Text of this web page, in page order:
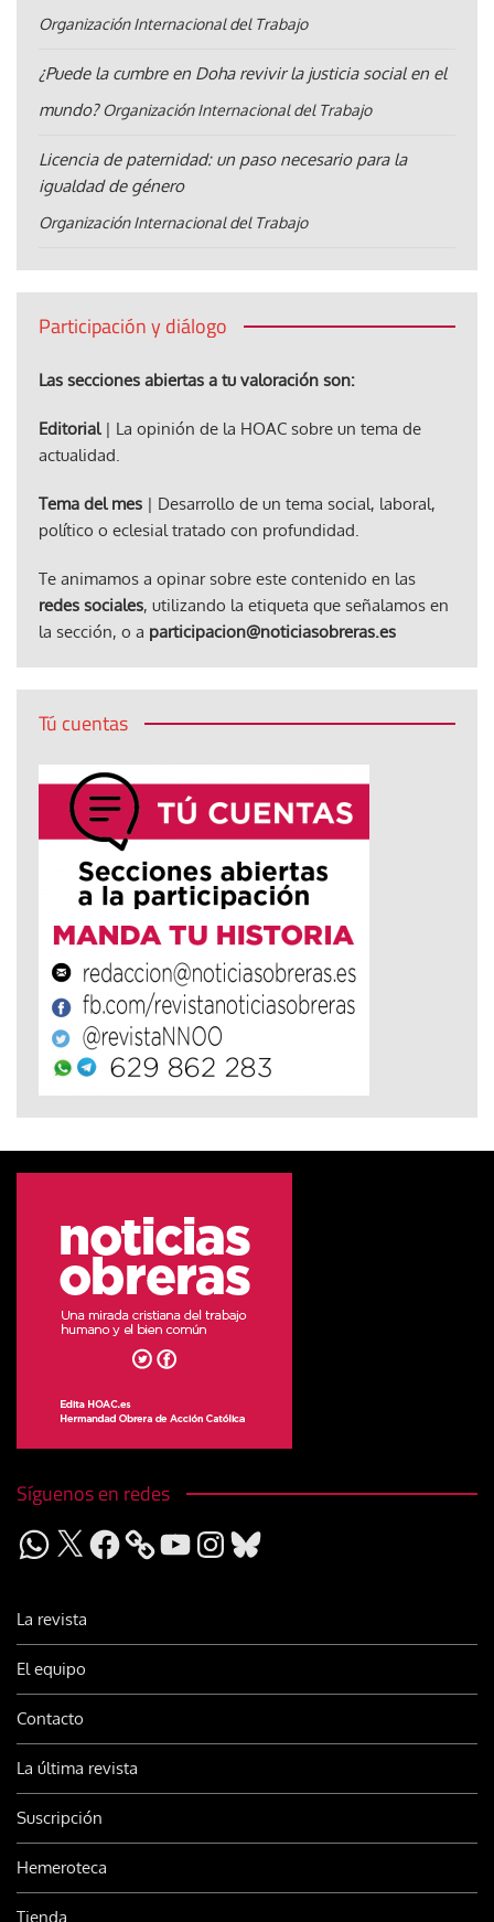
Organización Internacional del Trabajo
¿Puede la cumbre en Doha revivir la justicia social en el
mundo? Organización Internacional del Trabajo
Licencia de paternidad: un paso necesario para la
igualdad de género
Organización Internacional del Trabajo
Participación y diálogo
Las secciones abiertas a tu valoración son:
Editorial| La opinión de la HOAC sobre un tema de
actualidad.
Tema del mes | Desarrollo de un tema social, laboral,
político o eclesial tratado con profundidad.
Te animamos a opinar sobre este contenido en las
redes sociales, utilizando la etiqueta que señalamos en
la sección, o a participacion@noticiasobreras.es
Tú cuentas
Síguenos en redes
WhatsApp
X Facebook YouTubeInstagram
Bluesky
La revista
El equipo
Contacto
La última revista
Suscripción
Hemeroteca
Tienda